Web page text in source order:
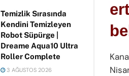
Temizlik Sırasında
Kendini Temizleyen
Robot Süpürge |
Dreame Aqua10 Ultra
Roller Complete
3 AĞUSTOS 2026